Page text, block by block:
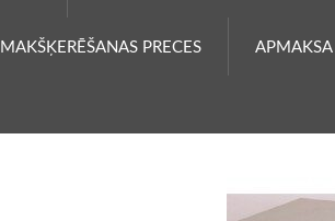
MAKŠĶERĒŠANAS PRECES